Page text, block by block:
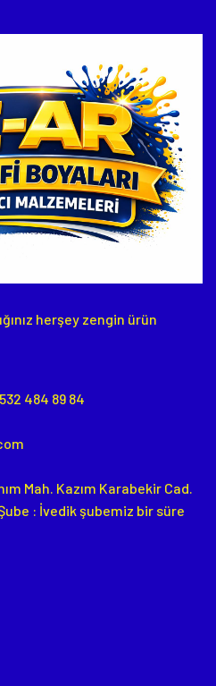
herşey zengin ürün
484 89 84
Mah. Kazım Karabekir Cad.
: İvedik şubemiz bir süre